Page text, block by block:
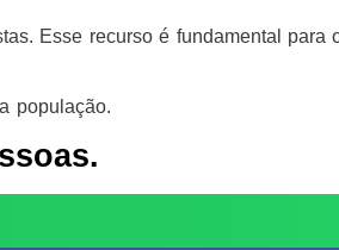
Esse recurso é fundamental para
população.